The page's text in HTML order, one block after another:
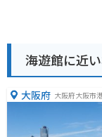
海遊館に近
大阪府 大阪府大阪市